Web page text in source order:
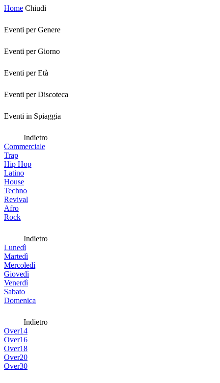
Home Chiudi
Eventi per Genere
Eventi per Giorno
Eventi per Età
Eventi per Discoteca
Eventi in Spiaggia
Indietro
Commerciale
Trap
Hip Hop
Latino
House
Techno
Revival
Afro
Rock
Indietro
Lunedì
Martedì
Mercoledì
Giovedì
Venerdì
Sabato
Domenica
Indietro
Over14
Over16
Over18
Over20
Over30